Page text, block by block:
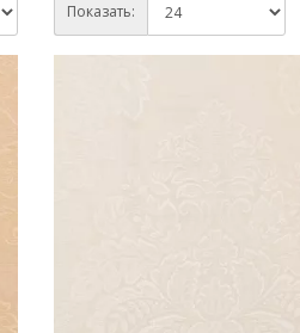
Показать: